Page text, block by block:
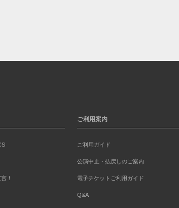
！
ご利用案内
ご利用ガイド
公演中止・払戻しのご案内
電子チケットご利用ガイド
Q&A